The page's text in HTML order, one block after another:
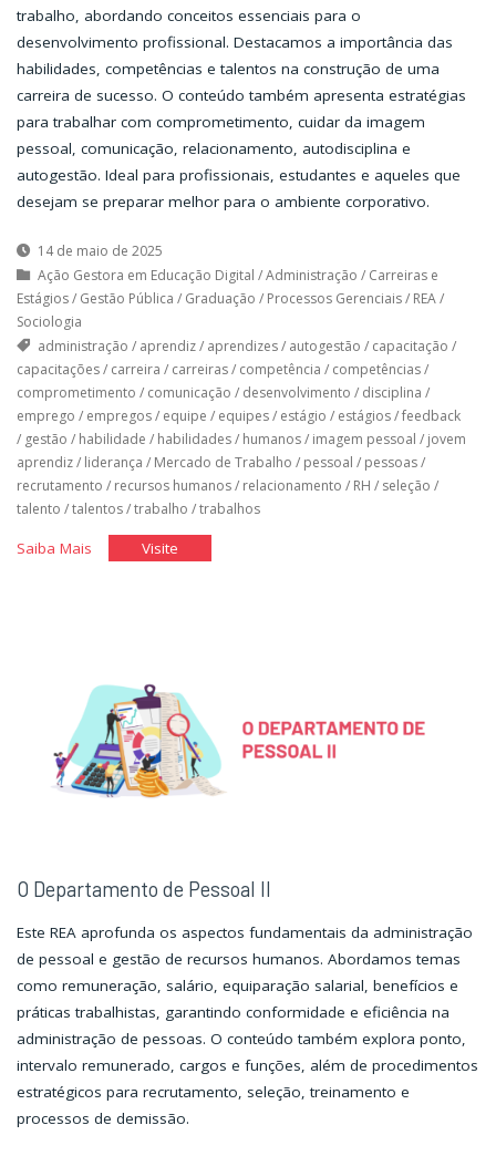
trabalho, abordando conceitos essenciais para o
desenvolvimento profissional. Destacamos a importância das
habilidades, competências e talentos na construção de uma
carreira de sucesso. O conteúdo também apresenta estratégias
para trabalhar com comprometimento, cuidar da imagem
pessoal, comunicação, relacionamento, autodisciplina e
autogestão. Ideal para profissionais, estudantes e aqueles que
desejam se preparar melhor para o ambiente corporativo.
14 de maio de 2025
Ação Gestora em Educação Digital /Administração / Carreiras e
Estágios/ Gestão Pública / Graduação / Processos Gerenciais/ REA/
Sociologia
administração / aprendiz/ aprendizes/ autogestão / capacitação /
capacitações/ carreira / carreiras/ competência / competências/
comprometimento / comunicação / desenvolvimento / disciplina /
emprego / empregos/ equipe / equipes/ estágio / estágios/feedback
/ gestão / habilidade / habilidades/ humanos/ imagem pessoal / jovem
aprendiz/ liderança / Mercado de Trabalho / pessoal / pessoas/
recrutamento / recursos humanos/ relacionamento / RH / seleção /
talento /talentos/trabalho /trabalhos
Saiba Mais"Você
Visite"Você
O Departamento de Pessoal II
Este REA aprofunda os aspectos fundamentais da administração
de pessoal e gestão de recursos humanos. Abordamos temas
como remuneração, salário, equiparação salarial, benefícios e
práticas trabalhistas, garantindo conformidade e eficiência na
administração de pessoas. O conteúdo também explora ponto,
intervalo remunerado, cargos e funções, além de procedimentos
estratégicos para recrutamento, seleção, treinamento e
processos de demissão.